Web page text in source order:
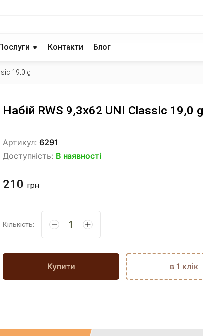
Контакти Блог
19,0 g
Набій RWS 9,3x62 UNI Classic 19,0 g
Артикул: 6291
Доступність: В наявності
210 грн
Кількість:
Купити в 1 клік